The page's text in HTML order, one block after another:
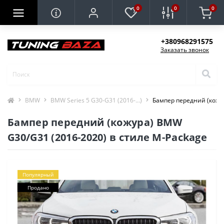
0 0 0
+380968291575
Заказать звонок
BMW BMW Series 5 G30-G31 (2016-...) Бампер передний
Бампер передний (кожура) BMW
G30/G31 (2016-2020) в стиле M-Package
Популярный
Продано